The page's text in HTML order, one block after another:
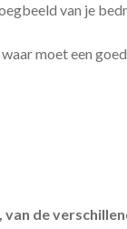
van je
moet een
van de